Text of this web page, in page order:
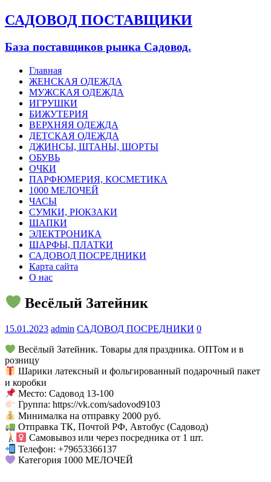
САДОВОД ПОСТАВЩИКИ
База поставщиков рынка Садовод.
Главная
ЖЕНСКАЯ ОДЕЖДА
МУЖСКАЯ ОДЕЖДА
ИГРУШКИ
БИЖУТЕРИЯ
ВЕРХНЯЯ ОДЕЖДА
ДЕТСКАЯ ОДЕЖДА
ДЖИНСЫ, ШТАНЫ, ШОРТЫ
ОБУВЬ
ОЧКИ
ПАРФЮМЕРИЯ, КОСМЕТИКА
1000 МЕЛОЧЕЙ
ЧАСЫ
СУМКИ, РЮКЗАКИ
ШАПКИ
ЭЛЕКТРОНИКА
ШАРФЫ, ПЛАТКИ
САДОВОД ПОСРЕДНИКИ
Карта сайта
О нас
Весёлый Затейник
15.01.2023 admin САДОВОД ПОСРЕДНИКИ 0
Весёлый Затейник. Товары для праздника. ОПТом и в
розницу
Шарики латексный и фольгированный подарочный пакет
и коробки
Место: Садовод 13-100
Группа: https://vk.com/sadovod9103
Минималка на отправку 2000 руб.
Отправка ТК, Почтой РФ, Автобус (Садовод)
Самовывоз или через посредника от 1 шт.
Телефон: +79653366137
Категория 1000 МЕЛОЧЕЙ